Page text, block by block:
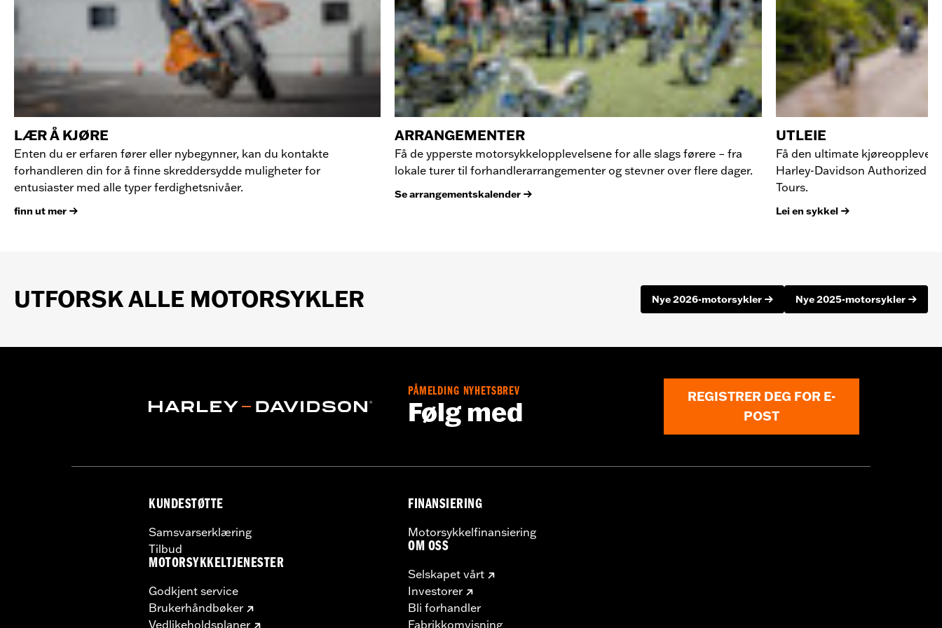
LÆR Å KJØRE
Enten du er erfaren fører eller nybegynner, kan du kontakte
forhandleren din for å finne skreddersydde muligheter for
entusiaster med alle typer ferdighetsnivåer.
finn ut mer
ARRANGEMENTER
Få de ypperste motorsykkelopplevelsene for alle slags førere – fra
lokale turer til forhandlerarrangementer og stevner over flere dager.
Se arrangementskalender
UTLEIE
Få den ultimate
Harley-Davidson Authorized
Tours.
Lei en sykkel
UTFORSK ALLE MOTORSYKLER Nye 2026-motorsykler Nye 2025-motorsykler
PÅMELDING NYHETSBREV
Følg med
REGISTRER DEG FOR E-
POST
KUNDESTØTTE
Samsvarserklæring
Tilbud
MOTORSYKKELTJENESTER
Godkjent service
Brukerhåndbøker
Vedlikeholdsplaner
FINANSIERING
Motorsykkelfinansiering
OM OSS
Selskapet vårt
Investorer
Bli forhandler
Fabrikkomvisning